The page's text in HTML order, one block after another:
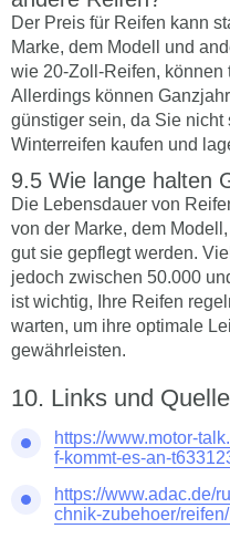
Der Preis für Reifen kann
Marke, dem Modell und
wie 20-Zoll-Reifen, können
Allerdings können
günstiger sein, da Sie nicht
Winterreifen kaufen und
Wie lange halten
Die Lebensdauer von
von der Marke, dem
gut sie gepflegt werden.
jedoch zwischen 50.000
ist wichtig, Ihre Reifen
warten, um ihre optimale
gewährleisten.
Links und
https://www.motor-
f-kommt-es-an-
https://www.adac.de/
chnik-zubehoer/